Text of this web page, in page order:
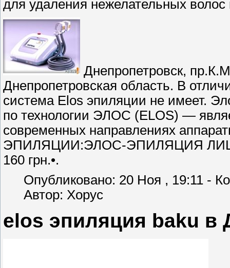
для удаления нежелательных волос
Днепропетровск,
Днепропетровская область. В
система Elos эпиляции не имеет.
по технологии ЭЛОС (ELOS) —
современных направлениях
ЭПИЛЯЦИИ:ЭЛОС-ЭПИЛЯЦИЯ
160 грн.•.
Опубликовано: 20 Ноя , 19:11 -
Автор: Xopyc
elos эпиляция baku в